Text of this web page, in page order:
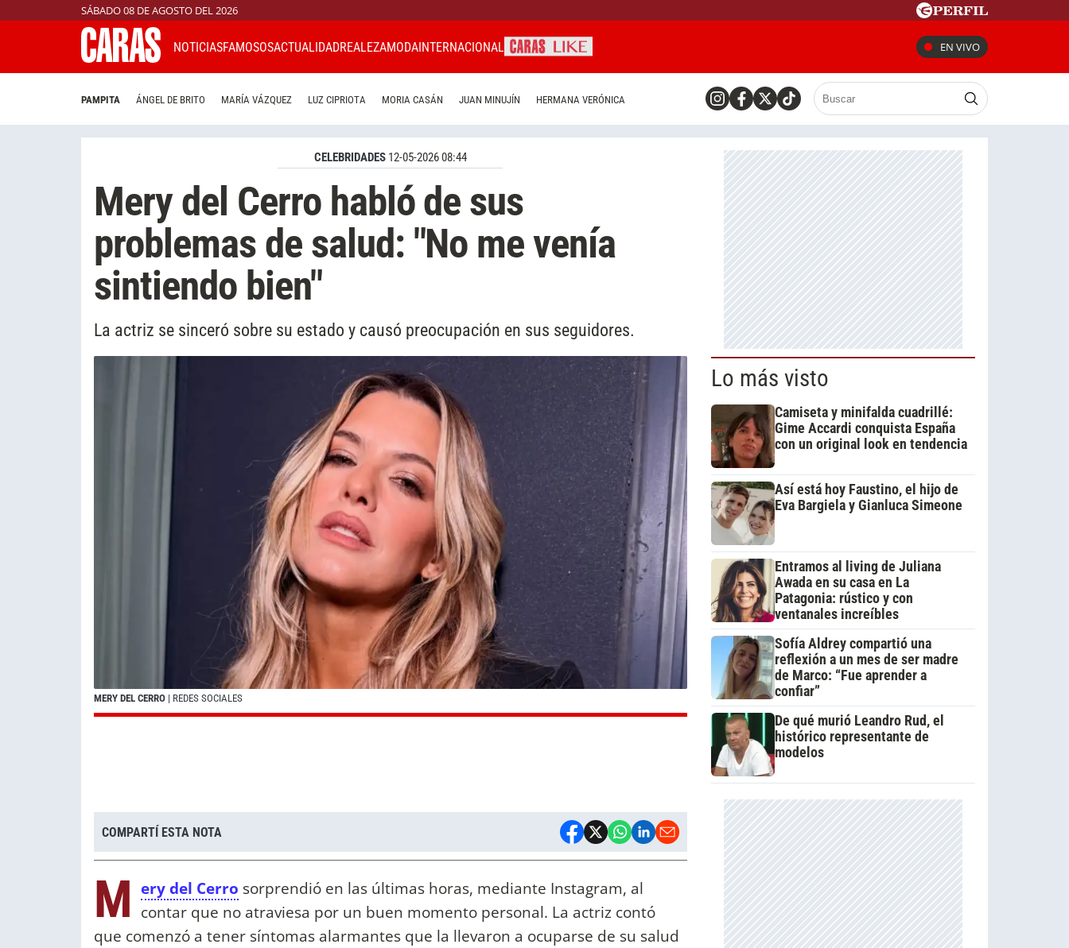
SÁBADO 08 DE AGOSTO DEL 2026
NOTICIASFAMOSOSACTUALIDADREALEZAMODAINTERNACIONAL EN VIVO
PAMPITA ÁNGEL DE BRITO MARÍA VÁZQUEZ LUZ CIPRIOTA MORIA CASÁN JUAN MINUJÍN HERMANA VERÓNICA
CELEBRIDADES 12-05-2026 08:44
Mery del Cerro habló de sus
problemas de salud: "No me venía
sintiendo bien"
La actriz se sinceró sobre su estado y causó preocupación en sus seguidores.
MERY DEL CERRO | REDES SOCIALES
COMPARTÍ ESTA NOTA
M ery del Cerro sorprendió en las últimas horas, mediante Instagram, al
contar que no atraviesa por un buen momento personal. La actriz contó
que comenzó a tener síntomas alarmantes que la llevaron a ocuparse de su salud
Lo más visto
Camiseta y minifalda cuadrillé:
Gime Accardi conquista España
con un original look en tendencia
Así está hoy Faustino, el hijo de
Eva Bargiela y Gianluca Simeone
Entramos al living de Juliana
Awada en su casa en La
Patagonia: rústico y con
ventanales increíbles
Sofía Aldrey compartió una
reflexión a un mes de ser madre
de Marco: “Fue aprender a
confiar”
De qué murió Leandro Rud, el
histórico representante de
modelos